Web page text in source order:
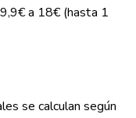
a 18€ (hasta 1
se calculan según